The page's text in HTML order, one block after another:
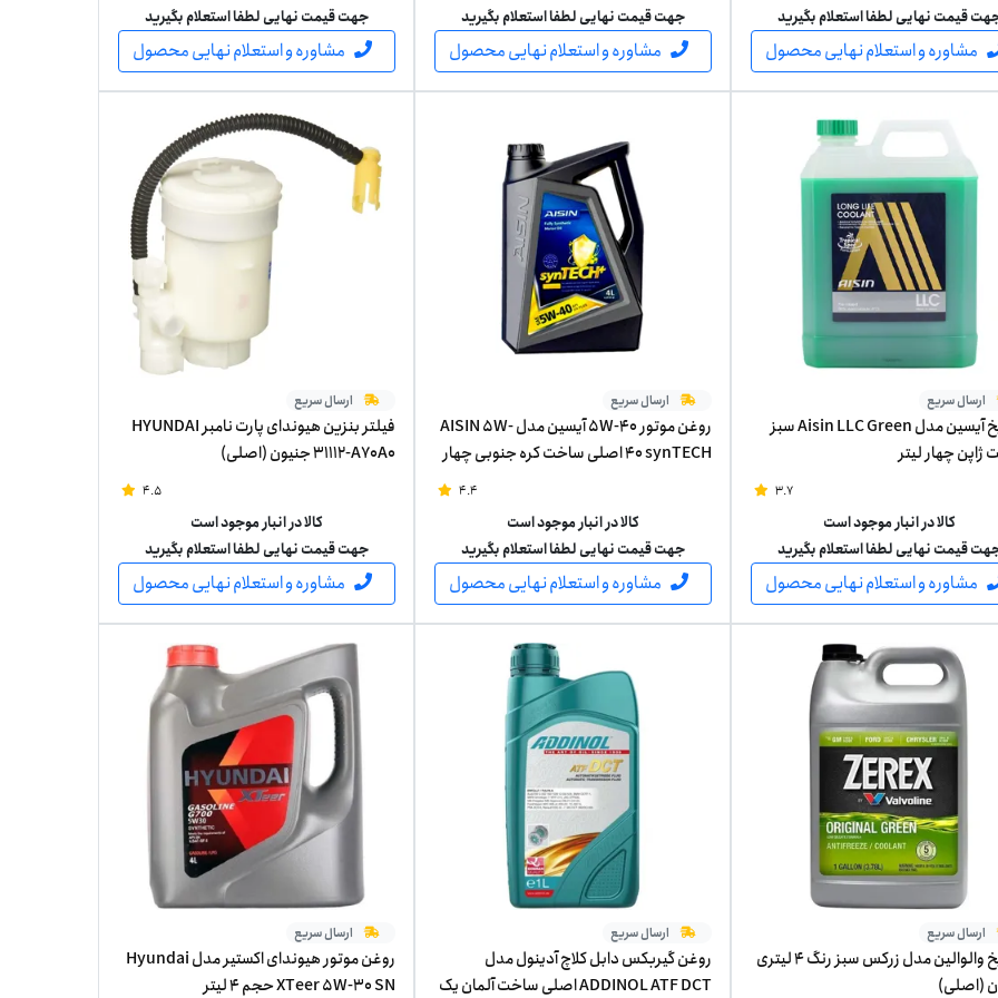
قیمت نهایی لطفا استعلام بگیرید
مشاوره و استعلام نهایی محصول
جهت قیمت نهایی لطفا استعلام بگیرید
مشاوره و استعلام نهایی محصول
جهت قیمت نهایی لطفا استعلام بگیرید
مشاوره و استعلام نهایی محصول
ارسال سریع
ضدیخ آیسین مدل Aisin LLC Green سبز
چهار لیتر
3.7
کالا در انبار موجود است
قیمت نهایی لطفا استعلام بگیرید
مشاوره و استعلام نهایی محصول
ارسال سریع
روغن موتور 5W-40 آیسین مدل AISIN 5W-
40 synTECH اصلی ساخت کره جنوبی چهار
4.4
کالا در انبار موجود است
جهت قیمت نهایی لطفا استعلام بگیرید
مشاوره و استعلام نهایی محصول
ارسال سریع
فیلتر بنزین هیوندای پارت نامبر HYUNDAI
31112-A70A0 جنیون (اصلی)
4.5
کالا در انبار موجود است
جهت قیمت نهایی لطفا استعلام بگیرید
مشاوره و استعلام نهایی محصول
ارسال سریع
ضدیخ والوالین مدل زرکس سبز رنگ 4 لیتری
(اصلی)
ارسال سریع
روغن گیربکس دابل کلاچ آدینول مدل
ADDINOL ATF DCT اصلی ساخت آلمان یک
ارسال سریع
روغن موتور هیوندای اکستیر مدل Hyundai
XTeer 5W-30 SN حجم 4 لیتر